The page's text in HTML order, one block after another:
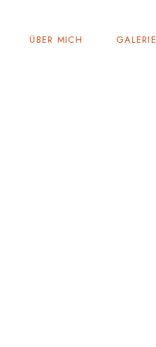
ÜBER MICH GALERIE